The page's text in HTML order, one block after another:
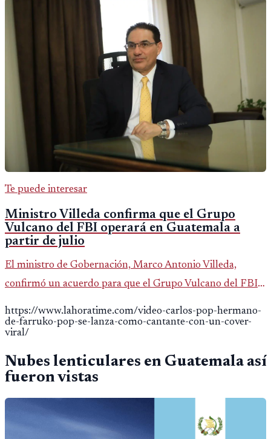
Te puede interesar
Ministro Villeda confirma que el Grupo
Vulcano del FBI operará en Guatemala a
partir de julio
El ministro de Gobernación, Marco Antonio Villeda,
confirmó un acuerdo para que el Grupo Vulcano del FBI
fallido con la administración anterior del Ministerio
https://www.lahoratime.com/video-carlos-pop-hermano-
de-farruko-pop-se-lanza-como-cantante-con-un-cover-
viral/
Nubes lenticulares en Guatemala así
fueron vistas